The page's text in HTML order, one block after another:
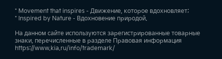
* Movement that inspires - Движение, которое вдохновляет;
* Inspired by Nature - Вдохновение природой.
На данном сайте используются зарегистрированные товарные
знаки, перечисленные в разделе Правовая информация
https://www.kia.ru/info/trademark/